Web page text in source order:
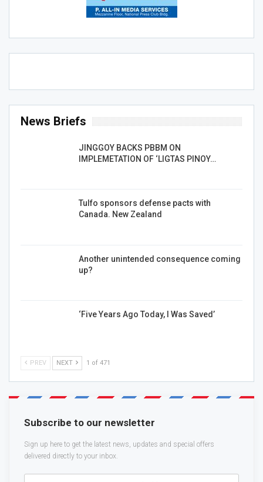
News Briefs
JINGGOY BACKS PBBM ON
IMPLEMETATION OF ‘LIGTAS PINOY…
Tulfo sponsors defense pacts with
Canada. New Zealand
Another unintended consequence coming
up?
‘Five Years Ago Today, I Was Saved’
PREV NEXT 1 of 471
Subscribe to our newsletter
Sign up here to get the latest news, updates and special offers
delivered directly to your inbox.